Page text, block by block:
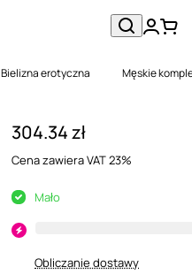
Bielizna erotyczna Męskie
304.34 zł
Cena zawiera VAT 23%
Mało
Obliczanie dostawy